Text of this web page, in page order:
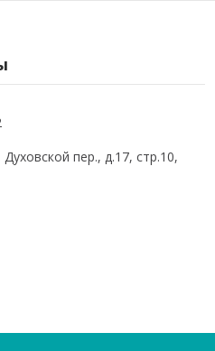
пер., д.17, стр.10,